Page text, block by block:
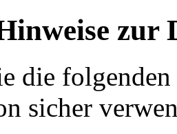
zur
die
sicher